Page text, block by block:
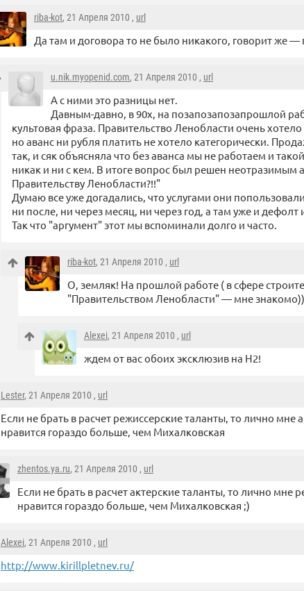
riba-kot, 21 Апреля 2010 , url
Да там и договора то не было никакого, говорит же —
u.nik.myopenid.com, 21 Апреля 2010 , url
А с ними это разницы нет.
Давным-давно, в 90х, на позапозапозапрошлой
культовая фраза. Правительство Ленобласти очень
но аванс ни рубля платить не хотело категорически.
так, и сяк объясняла что без аванса мы не работаем и
никак и ни с кем. В итоге вопрос был решен неотразимым
Правительству Ленобласти?!!"
Думаю все уже догадались, что услугами они
ни после, ни через месяц, ни через год, а там уже и
Так что "аргумент" этот мы вспоминали долго и часто.
riba-kot, 21 Апреля 2010 , url
О, земляк! На прошлой работе ( в сфере
"Правительством Ленобласти" — мне
Alexei, 21 Апреля 2010 , url
ждем от вас обоих эксклюзив на Н2!
Lester, 21 Апреля 2010 , url
Если не брать в расчет режиссерские таланты, то лично мне
нравится гораздо больше, чем Михалковская
zhentos.ya.ru, 21 Апреля 2010 , url
Если не брать в расчет актерские таланты, то лично мне
нравится гораздо больше, чем Михалковская ;)
Alexei, 21 Апреля 2010 , url
http://www.kirillpletnev.ru/